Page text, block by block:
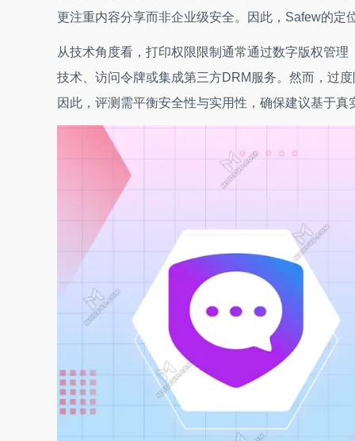
更注重内容分享而非企业级安全。因此，Safew的定
从技术角度看，打印权限限制通常通过数字版权管
技术、访问令牌或集成第三方DRM服务。然而，过
因此，评测需平衡安全性与实用性，确保建议基于真